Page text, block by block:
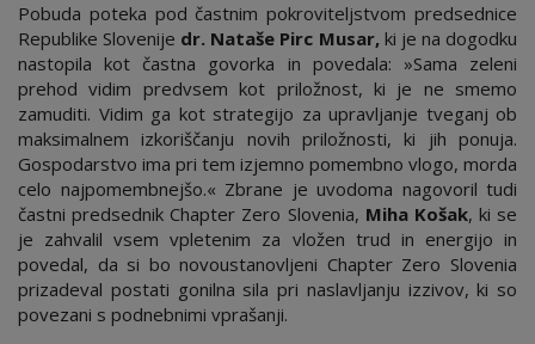
Pobuda poteka pod častnim pokroviteljstvom predsednice
Republike Slovenije dr. Nataše Pirc Musar,ki je na dogodku
nastopila kot častna govorka in povedala: »Sama zeleni
prehod vidim predvsem kot priložnost, ki je ne smemo
zamuditi. Vidim ga kot strategijo za upravljanje tveganj ob
maksimalnem izkoriščanju novih priložnosti, ki jih ponuja.
Gospodarstvo ima pri tem izjemno pomembno vlogo, morda
celo najpomembnejšo.« Zbrane je uvodoma nagovoril tudi
častni predsednik Chapter Zero Slovenia, Miha Košak, ki se
je zahvalil vsem vpletenim za vložen trud in energijo in
povedal, da si bo novoustanovljeni Chapter Zero Slovenia
prizadeval postati gonilna sila pri naslavljanju izzivov, ki so
povezani s podnebnimi vprašanji.